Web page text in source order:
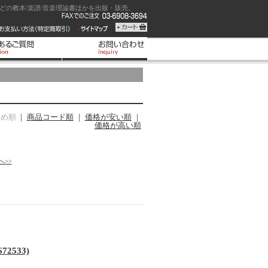
教本/楽譜/音楽理論書ほかを出版・販売。
順 商品コード順 価格が安い順
価格が高い順
>>